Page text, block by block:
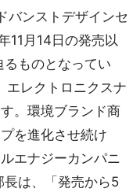
バンストデザインセ
11月14日の発売以
ものとなってい
エレクトロニクスナ
。環境ブランド商
を進化させ続け
エナジーカンパニ
は、「発売から5